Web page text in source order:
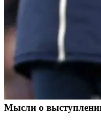
Мысли о